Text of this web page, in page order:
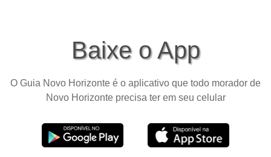
Baixe o App
O Guia Novo Horizonte é o aplicativo que todo morador de
Novo Horizonte precisa ter em seu celular